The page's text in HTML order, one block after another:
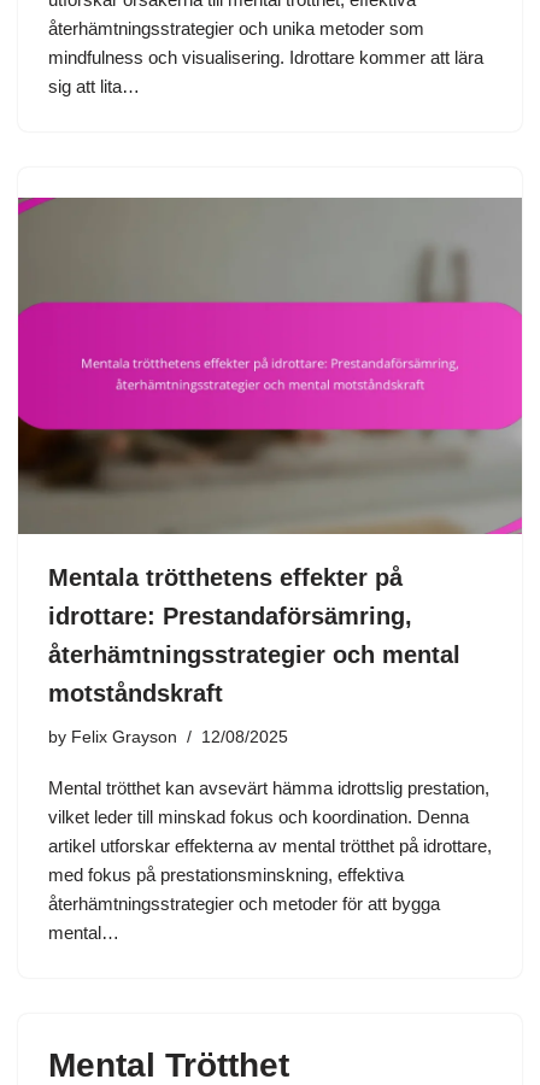
återhämtningsstrategier och unika metoder som
mindfulness och visualisering. Idrottare kommer att lära
sig att lita…
Mentala trötthetens effekter på
idrottare: Prestandaförsämring,
återhämtningsstrategier och mental
motståndskraft
by Felix Grayson 12/08/2025
Mental trötthet kan avsevärt hämma idrottslig prestation,
vilket leder till minskad fokus och koordination. Denna
artikel utforskar effekterna av mental trötthet på idrottare,
med fokus på prestationsminskning, effektiva
återhämtningsstrategier och metoder för att bygga
mental…
Mental Trötthet